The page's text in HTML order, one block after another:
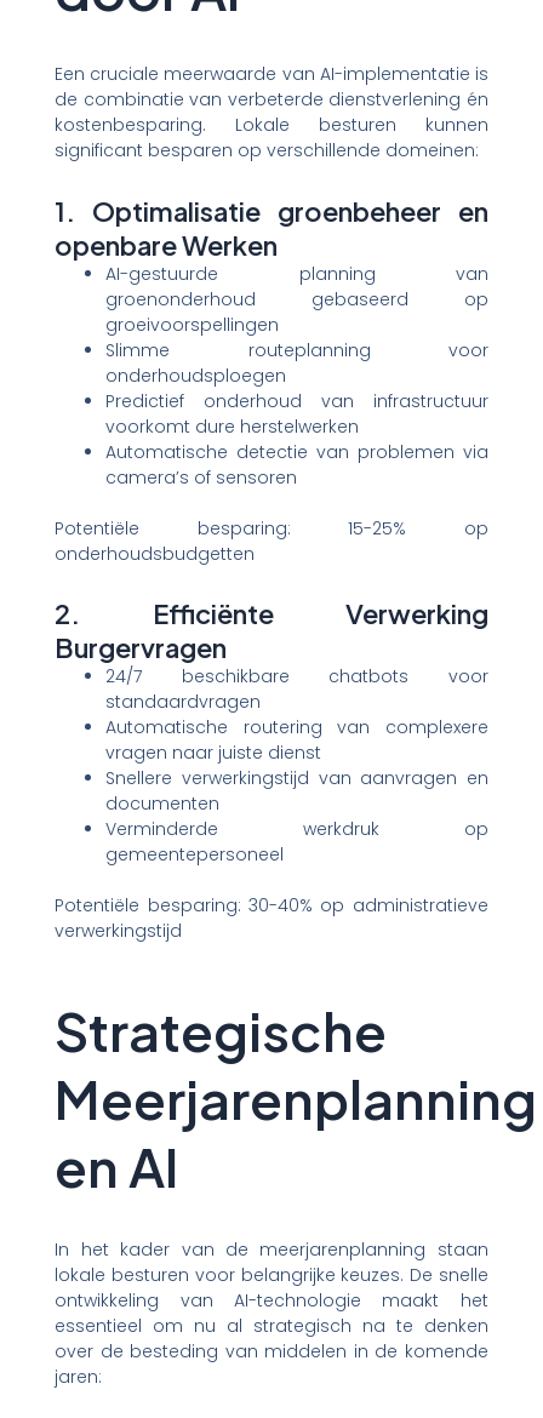
Een cruciale meerwaarde van AI-implementatie is
de combinatie van verbeterde dienstverlening én
kostenbesparing. Lokale besturen kunnen
significant besparen op verschillende domeinen:
1. Optimalisatie groenbeheer en
openbare Werken
AI-gestuurde planning van
groenonderhoud gebaseerd op
groeivoorspellingen
Slimme routeplanning voor
onderhoudsploegen
Predictief onderhoud van infrastructuur
voorkomt dure herstelwerken
Automatische detectie van problemen via
camera’s of sensoren
Potentiële besparing: 15-25% op
onderhoudsbudgetten
2. Efficiënte Verwerking
Burgervragen
24/7 beschikbare chatbots voor
standaardvragen
Automatische routering van complexere
vragen naar juiste dienst
Snellere verwerkingstijd van aanvragen en
documenten
Verminderde werkdruk op
gemeentepersoneel
Potentiële besparing: 30-40% op administratieve
verwerkingstijd
Strategische
Meerjarenplanning
en AI
In het kader van de meerjarenplanning staan
lokale besturen voor belangrijke keuzes. De snelle
ontwikkeling van AI-technologie maakt het
essentieel om nu al strategisch na te denken
over de besteding van middelen in de komende
jaren: